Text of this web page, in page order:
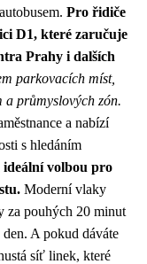
Pro řidiče
D1, které zaručuje
Prahy i dalších
parkovacích míst,
a průmyslových zón.
a nabízí
s hledáním
ideální volbou pro
Moderní vlaky
za pouhých 20 minut
A pokud dáváte
síť linek, které